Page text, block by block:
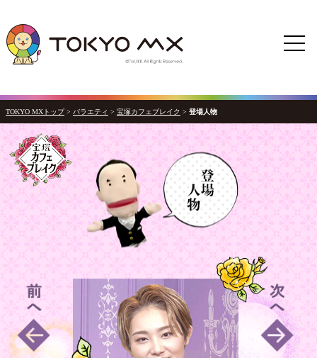
TOKYO MXトップ > バラエティ > 宝塚カフェブレイク > 登場人物